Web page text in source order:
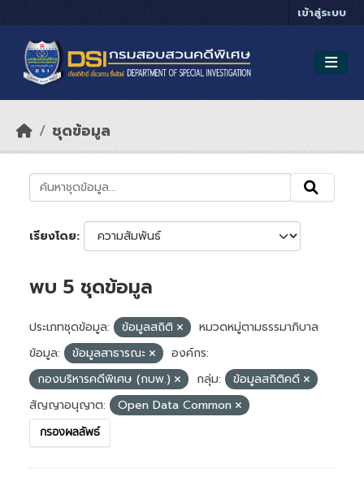
เข้าสู่ระบบ
ชุดข้อมูล
เรียงโดย
พบ 5 ชุดข้อมูล
ประเภทชุดข้อมูล: ข้อมูลสถิติ
หมวดหมู่ตามธรรมาภิบาล
ข้อมูล:
ข้อมูลสาธารณะ
องค์กร:
กองบริหารคดีพิเศษ (กบพ.)
กลุ่ม:
ข้อมูลสถิติคดี
สัญญาอนุญาต:
Open Data Common
กรองผลลัพธ์